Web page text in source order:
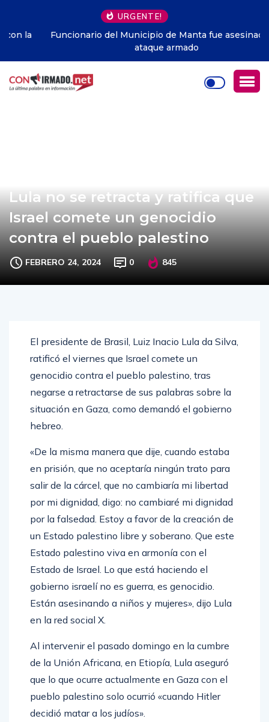
URGENTE!
Funcionario del Municipio de Manta fue asesinado en
ataque armado
Lula no se retracta y ratifica que
Israel comete un genocidio
contra el pueblo palestino
FEBRERO 24, 2024 0 845
El presidente de Brasil, Luiz Inacio Lula da Silva,
ratificó el viernes que Israel comete un
genocidio contra el pueblo palestino, tras
negarse a retractarse de sus palabras sobre la
situación en Gaza, como demandó el gobierno
hebreo.
«De la misma manera que dije, cuando estaba
en prisión, que no aceptaría ningún trato para
salir de la cárcel, que no cambiaría mi libertad
por mi dignidad, digo: no cambiaré mi dignidad
por la falsedad. Estoy a favor de la creación de
un Estado palestino libre y soberano. Que este
Estado palestino viva en armonía con el
Estado de Israel. Lo que está haciendo el
gobierno israelí no es guerra, es genocidio.
Están asesinando a niños y mujeres», dijo Lula
en la red social X.
Al intervenir el pasado domingo en la cumbre
de la Unión Africana, en Etiopía, Lula aseguró
que lo que ocurre actualmente en Gaza con el
pueblo palestino solo ocurrió «cuando Hitler
decidió matar a los judíos».